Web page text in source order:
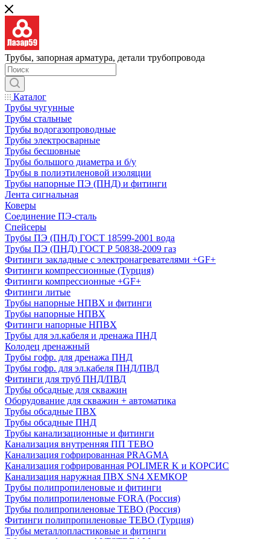
Трубы, запорная арматура, детали трубопровода
Каталог
Трубы чугунные
Трубы стальные
Трубы водогазопроводные
Трубы электросварные
Трубы бесшовные
Трубы большого диаметра и б/у
Трубы в полиэтиленовой изоляции
Трубы напорные ПЭ (ПНД) и фитинги
Лента сигнальная
Коверы
Соединение ПЭ-сталь
Спейсеры
Трубы ПЭ (ПНД) ГОСТ 18599-2001 вода
Трубы ПЭ (ПНД) ГОСТ Р 50838-2009 газ
Фитинги закладные с электронагревателями +GF+
Фитинги компрессионные (Турция)
Фитинги компрессионные +GF+
Фитинги литые
Трубы напорные НПВХ и фитинги
Трубы напорные НПВХ
Фитинги напорные НПВХ
Трубы для эл.кабеля и дренажа ПНД
Колодец дренажный
Трубы гофр. для дренажа ПНД
Трубы гофр. для эл.кабеля ПНД/ПВД
Фитинги для труб ПНД/ПВД
Трубы обсадные для скважин
Оборудование для скважин + автоматика
Трубы обсадные ПВХ
Трубы обсадные ПНД
Трубы канализационные и фитинги
Канализация внутренняя ПП TEBO
Канализация гофрированная PRAGMA
Канализация гофрированная POLIMER K и КОРСИС
Канализация наружная ПВХ SN4 ХЕМКОР
Трубы полипропиленовые и фитинги
Трубы полипропиленовые FORA (Россия)
Трубы полипропиленовые TEBO (Россия)
Фитинги полипропиленовые TEBO (Турция)
Трубы металлопластиковые и фитинги